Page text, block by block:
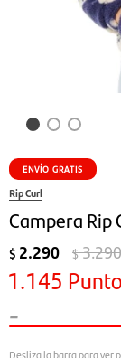
ENVÍO GRATIS
Rip Curl
Campera Rip
$ 2.290 $3.290
1.145
-